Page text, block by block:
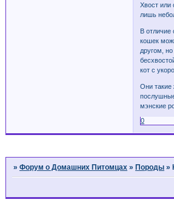
Хвост или
лишь
В отличие
кошек
другом,
кот с
Они такие
мэнские
0
»Форум о Домашних Питомцах » Породы »